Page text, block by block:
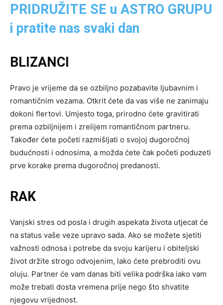
PRIDRUŽITE SE u ASTRO GRUPU
i pratite nas svaki dan
BLIZANCI
Pravo je vrijeme da se ozbiljno pozabavite ljubavnim i
romantičnim vezama. Otkrit ćete da vas više ne zanimaju
dokoni flertovi. Umjesto toga, prirodno ćete gravitirati
prema ozbiljnijem i zrelijem romantičnom partneru.
Također ćete početi razmišljati o svojoj dugoročnoj
budućnosti i odnosima, a možda ćete čak početi poduzeti
prve korake prema dugoročnoj predanosti.
RAK
Vanjski stres od posla i drugih aspekata života utjecat će
na status vaše veze upravo sada. Ako se možete sjetiti
važnosti odnosa i potrebe da svoju karijeru i obiteljski
život držite strogo odvojenim, lako ćete prebroditi ovu
oluju. Partner će vam danas biti velika podrška iako vam
može trebati dosta vremena prije nego što shvatite
njegovu vrijednost.